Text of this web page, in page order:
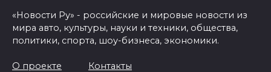
«Новости Ру» - российские и мировые новости из
мира авто, культуры, науки и техники, общества,
политики, спорта, шоу-бизнеса, экономики.
О проекте Контакты